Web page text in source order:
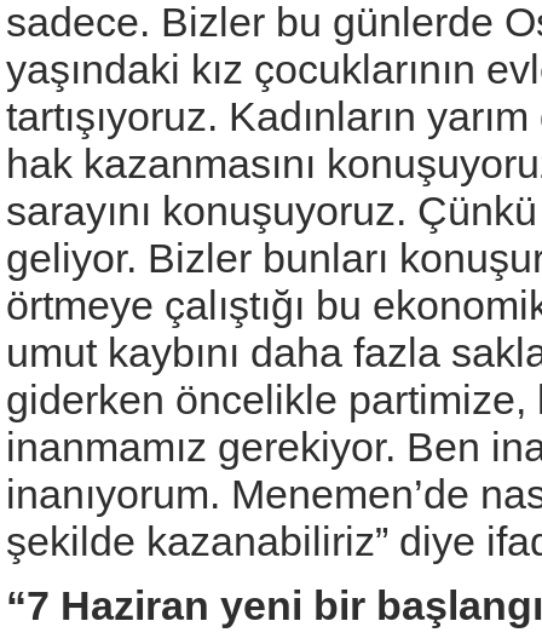
sadece. Bizler bu günlerde
yaşındaki kız çocuklarının
tartışıyoruz. Kadınların
hak kazanmasını
sarayını konuşuyoruz.
geliyor. Bizler bunları
örtmeye çalıştığı bu
umut kaybını daha fazla
giderken öncelikle partimize,
inanmamız gerekiyor. Ben
inanıyorum. Menemen’de
şekilde kazanabiliriz” diye
“7 Haziran yeni bir